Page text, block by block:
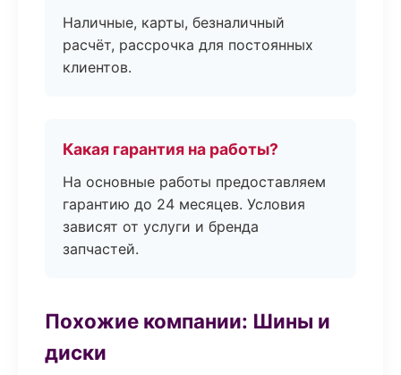
Наличные, карты, безналичный
расчёт, рассрочка для постоянных
клиентов.
Какая гарантия на работы?
На основные работы предоставляем
гарантию до 24 месяцев. Условия
зависят от услуги и бренда
запчастей.
Похожие компании: Шины и
диски